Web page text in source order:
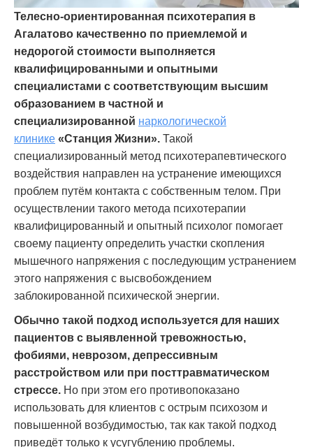
Телесно-ориентированная психотерапия в
Агалатово качественно по приемлемой и
недорогой стоимости выполняется
квалифицированными и опытными
специалистами с соответствующим высшим
образованием в частной и
специализированной наркологической
клинике «Станция Жизни». Такой
специализированный метод психотерапевтического
воздействия направлен на устранение имеющихся
проблем путём контакта с собственным телом. При
осуществлении такого метода психотерапии
квалифицированный и опытный психолог помогает
своему пациенту определить участки скопления
мышечного напряжения с последующим устранением
этого напряжения с высвобождением
заблокированной психической энергии.
Обычно такой подход используется для наших
пациентов с выявленной тревожностью,
фобиями, неврозом, депрессивным
расстройством или при посттравматическом
стрессе. Но при этом его противопоказано
использовать для клиентов с острым психозом и
повышенной возбудимостью, так как такой подход
приведёт только к усугублению проблемы.